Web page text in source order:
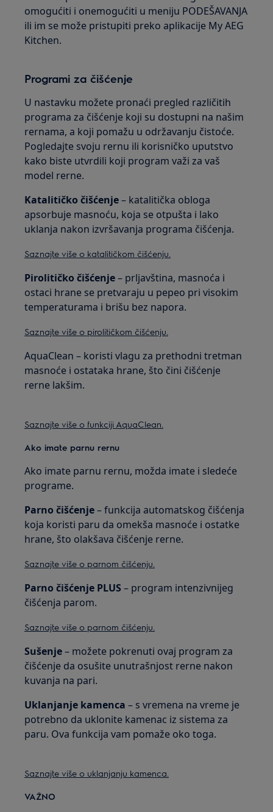
omogućiti i onemogućiti u meniju PODEŠAVANJA
ili im se može pristupiti preko aplikacije My AEG
Kitchen.
Programi za čišćenje
U nastavku možete pronaći pregled različitih
programa za čišćenje koji su dostupni na našim
rernama, a koji pomažu u održavanju čistoće.
Pogledajte svoju rernu ili korisničko uputstvo
kako biste utvrdili koji program važi za vaš
model rerne.
Katalitičko čišćenje– katalitička obloga
apsorbuje masnoću, koja se otpušta i lako
uklanja nakon izvršavanja programa čišćenja.
Saznajte više o katalitičkom čišćenju.
Pirolitičko čišćenje– prljavština, masnoća i
ostaci hrane se pretvaraju u pepeo pri visokim
temperaturama i brišu bez napora.
Saznajte više o pirolitičkom čišćenju.
AquaClean – koristi vlagu za prethodni tretman
masnoće i ostataka hrane, što čini čišćenje
rerne lakšim.
Saznajte više o funkciji AquaClean.
Ako imate parnu rernu
Ako imate parnu rernu, možda imate i sledeće
programe.
Parno čišćenje– funkcija automatskog čišćenja
koja koristi paru da omekša masnoće i ostatke
hrane, što olakšava čišćenje rerne.
Saznajte više o parnom čišćenju.
Parno čišćenje PLUS – program intenzivnijeg
čišćenja parom.
Saznajte više o parnom čišćenju.
Sušenje– možete pokrenuti ovaj program za
čišćenje da osušite unutrašnjost rerne nakon
kuvanja na pari.
Uklanjanje kamenca – s vremena na vreme je
potrebno da uklonite kamenac iz sistema za
paru. Ova funkcija vam pomaže oko toga.
Saznajte više o uklanjanju kamenca.
VAŽNO